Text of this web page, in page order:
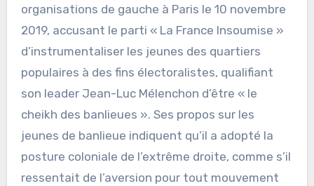
organisations de gauche à Paris le 10 novembre
2019, accusant le parti « La France Insoumise »
d’instrumentaliser les jeunes des quartiers
populaires à des fins électoralistes, qualifiant
son leader Jean-Luc Mélenchon d’être « le
cheikh des banlieues ». Ses propos sur les
jeunes de banlieue indiquent qu’il a adopté la
posture coloniale de l’extrême droite, comme s’il
ressentait de l’aversion pour tout mouvement